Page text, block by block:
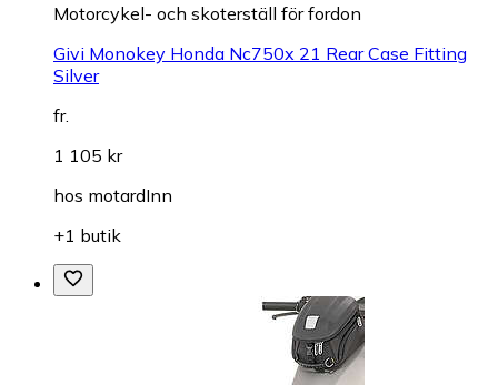
Motorcykel- och skoterställ för fordon
Givi Monokey Honda Nc750x 21 Rear Case Fitting
Silver
fr.
1 105 kr
hos motardInn
+1 butik